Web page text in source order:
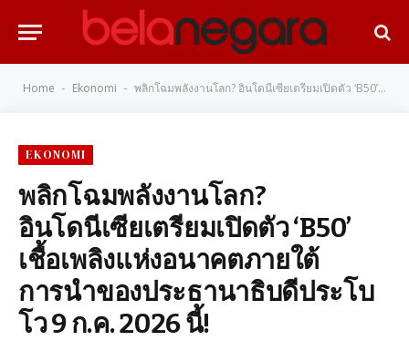
Home - Ekonomi - พลิกโฉมพลังงานโลก? อินโดนีเซียเตรียมเปิดตัว ‘B50’ เชื้อเพลิงแห่งอนาคตภายใต้การนำของประธานาธิบดีประโบโว 9 ก.ค. 2026 นี้!
EKONOMI
พลิกโฉมพลังงานโลก?
อินโดนีเซียเตรียมเปิดตัว ‘B50’
เชื้อเพลิงแห่งอนาคตภายใต้
การนำของประธานาธิบดีประโบ
โว 9 ก.ค. 2026 นี้!